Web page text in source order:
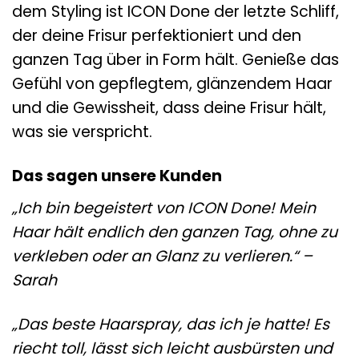
dem Styling ist ICON Done der letzte Schliff,
der deine Frisur perfektioniert und den
ganzen Tag über in Form hält. Genieße das
Gefühl von gepflegtem, glänzendem Haar
und die Gewissheit, dass deine Frisur hält,
was sie verspricht.
Das sagen unsere Kunden
„Ich bin begeistert von ICON Done! Mein
Haar hält endlich den ganzen Tag, ohne zu
verkleben oder an Glanz zu verlieren.“ –
Sarah
„Das beste Haarspray, das ich je hatte! Es
riecht toll, lässt sich leicht ausbürsten und